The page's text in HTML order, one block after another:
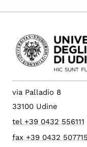
via Palladio 8
33100 Udine
tel +39 0432 556111
fax +39 0432 507715